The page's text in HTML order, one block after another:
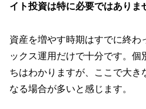
イト投資は特に必要ではありま
資産を増やす時期はすでに終わ
ックス運用だけで十分です。
ちはわかりますが、ここで大き
なる場合が多いと感じます。